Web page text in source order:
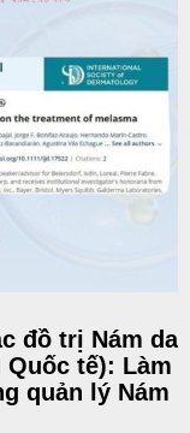
đồ trị Nám da
Quốc tế): Làm
quản lý Nám